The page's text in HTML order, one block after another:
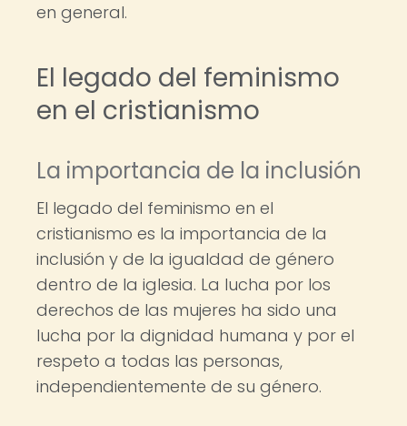
en general.
El legado del feminismo
en el cristianismo
La importancia de la inclusión
El legado del feminismo en el
cristianismo es la importancia de la
inclusión y de la igualdad de género
dentro de la iglesia. La lucha por los
derechos de las mujeres ha sido una
lucha por la dignidad humana y por el
respeto a todas las personas,
independientemente de su género.